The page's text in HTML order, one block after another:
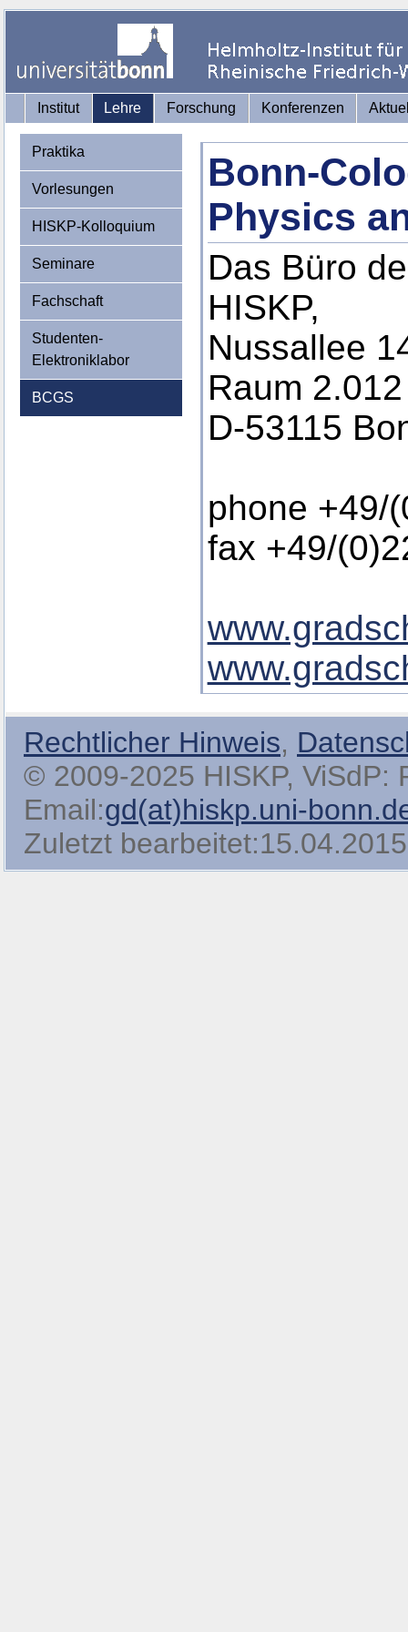
Institut Lehre Forschung Konferenzen
Praktika
Vorlesungen
HISKP-Kolloquium
Seminare
Fachschaft
Studenten-
Elektroniklabor
BCGS
Bonn-
Physics
Das Büro
HISKP,
Nussallee
Raum 2.012
D-53115
phone +49/
fax +49/
Rechtlicher Hinweis,
© 2009-2025 HISKP, ViSdP:
Email:gd(at)hiskp.uni-
Zuletzt